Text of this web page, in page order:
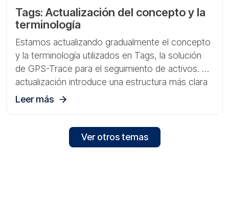
Tags: Actualización del concepto y la
terminología
Estamos actualizando gradualmente el concepto
y la terminología utilizados en Tags, la solución
de GPS-Trace para el seguimiento de activos. La
actualización introduce una estructura más clara
para trabajar con gateways, sensores y activos
Leer más
Ver otros temas